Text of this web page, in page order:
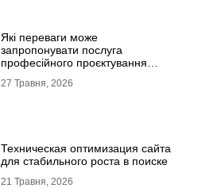
Які переваги може
запропонувати послуга
професійного проєктування
27 Травня, 2026
Техническая оптимизация сайта
для стабильного роста в поиске
21 Травня, 2026